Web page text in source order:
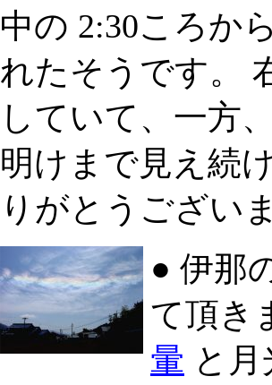
中の 2:30ころか
れたそうです。
していて、一方
明けまで見え続
りがとうござい
● 伊那
て頂き
暈 と